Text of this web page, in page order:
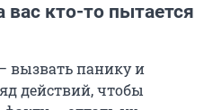
вас кто-то пытается
вызвать панику и
действий, чтобы